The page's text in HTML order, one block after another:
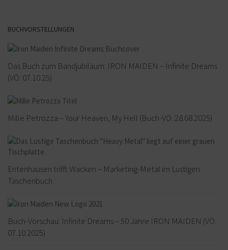
BUCHVORSTELLUNGEN
Das Buch zum Bandjubiläum: IRON MAIDEN – Infinite Dreams
(VÖ: 07.10.25)
Mille Petrozza – Your Heaven, My Hell (Buch-VÖ: 28.08.2025)
Entenhausen trifft Wacken – Marketing-Metal im Lustigen
Taschenbuch
Buch-Vorschau: Infinite Dreams – 50 Jahre IRON MAIDEN (VÖ:
07.10.2025)